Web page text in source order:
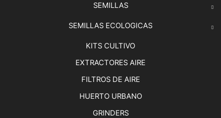
SEMILLAS
SEMILLAS ECOLOGICAS
KITS CULTIVO
EXTRACTORES AIRE
FILTROS DE AIRE
HUERTO URBANO
GRINDERS